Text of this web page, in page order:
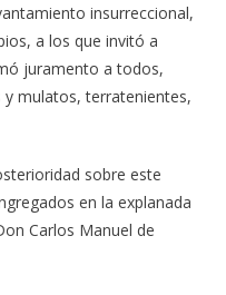
insurreccional,
a los que invitó a
juramento a todos,
mulatos, terratenientes,
sobre este
en la explanada
Carlos Manuel de